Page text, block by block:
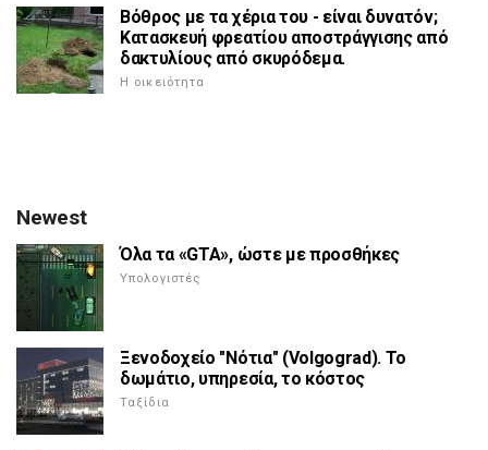
Βόθρος με τα χέρια του - είναι δυνατόν;
Κατασκευή φρεατίου αποστράγγισης από
δακτυλίους από σκυρόδεμα.
Η οικειότητα
Newest
Όλα τα «GTA», ώστε με προσθήκες
Υπολογιστές
Ξενοδοχείο "Νότια" (Volgograd). Το
δωμάτιο, υπηρεσία, το κόστος
Ταξίδια